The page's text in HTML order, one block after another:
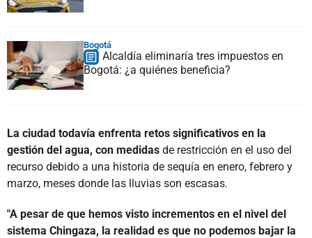
Bogotá
Alcaldía eliminaría tres impuestos en
Bogotá: ¿a quiénes beneficia?
La ciudad todavía enfrenta retos significativos en la
gestión del agua, con medidas de restricción en el uso del
recurso debido a una historia de sequía en enero, febrero y
marzo, meses donde las lluvias son escasas.
"A pesar de que hemos visto incrementos en el nivel del
sistema Chingaza, la realidad es que no podemos bajar la